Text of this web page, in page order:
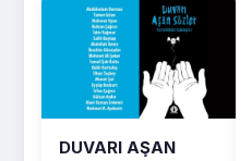
DUVARI AŞAN